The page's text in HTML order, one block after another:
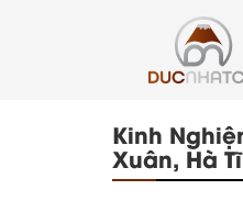
Kinh
Xuân, Hà